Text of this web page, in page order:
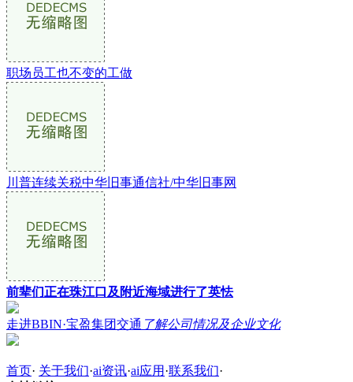
职场员工也不变的工做
川普连续关税中华旧事通信社/中华旧事网
前辈们正在珠江口及附近海域进行了英怯
走进BBIN·宝盈集团交通 了解公司情况及企业文化
首页· 关于我们·ai资讯·ai应用 ·联系我们·